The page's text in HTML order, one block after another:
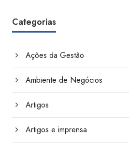
Categorias
Ações da Gestão
Ambiente de Negócios
Artigos
Artigos e imprensa